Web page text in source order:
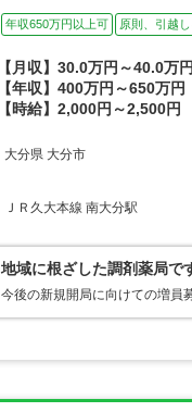
年収650万円以上可 原則、引越
【月収】30.0万円～40.0万円
【年収】400万円～650万円
【時給】2,000円～2,500円
大分県 大分市
ＪＲ久大本線 南大分駅
地域に根ざした調剤薬局で
今後の新規開局に向けての増員